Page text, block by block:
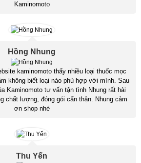
Kaminomoto
Hồng Nhung
kaminomoto thấy nhiều loại thuốc mọc
không biết loại nào phù hợp với mình. Sau
Kaminomoto tư vấn tận tình Nhung rất hài
chất lượng, đóng gói cẩn thận. Nhung cảm
ơn shop nhé
Thu Yến